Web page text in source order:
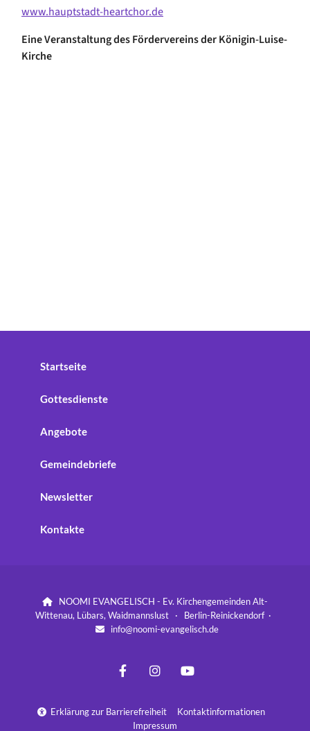
www.hauptstadt-heartchor.de
Eine Veranstaltung des Fördervereins der Königin-Luise-
Kirche
Startseite
Gottesdienste
Angebote
Gemeindebriefe
Newsletter
Kontakte

NOOMI EVANGELISCH - Ev. Kirchengemeinden Alt-
Wittenau, Lübars, Waidmannslust · Berlin-Reinickendorf ·
 info@noomi-evangelisch.de
 Erklärung zur Barrierefreiheit
Kontaktinformationen
Impressum